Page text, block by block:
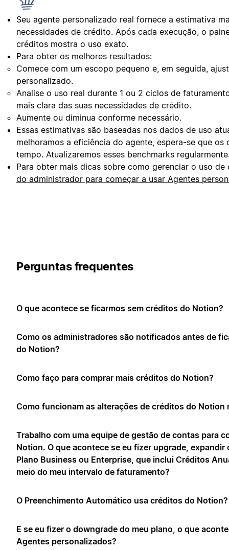
Seu agente personalizado real fornece a estimativa
necessidades de crédito. Após cada execução, o
créditos mostra o uso exato.
Para obter os melhores resultados:
Comece com um escopo pequeno e, em seguida,
personalizado.
Analise o uso real durante 1 ou 2 ciclos de
mais clara das suas necessidades de crédito.
Aumente ou diminua conforme necessário.
Essas estimativas são baseadas nos dados de uso
melhoramos a eficiência do agente, espera-se que os
tempo. Atualizaremos esses benchmarks
Para obter mais dicas sobre como gerenciar o uso
do administrador para começar a usar Agentes
Perguntas frequentes
O que acontece se ficarmos sem créditos do Notion?
Como os administradores são notificados antes de
do Notion?
Como faço para comprar mais créditos do Notion?
Como funcionam as alterações de créditos do Notion
Trabalho com uma equipe de gestão de contas para
Notion. O que acontece se eu fizer upgrade, expandir
Plano Business ou Enterprise, que inclui Créditos
meio do meu intervalo de faturamento?
O Preenchimento Automático usa créditos do Notion?
E se eu fizer o downgrade do meu plano, o que
Agentes personalizados?